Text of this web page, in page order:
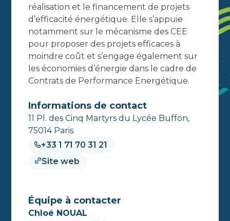
réalisation et le financement de projets
d’efficacité énergétique. Elle s’appuie
notamment sur le mécanisme des CEE
pour proposer des projets efficaces à
moindre coût et s’engage également sur
les économies d’énergie dans le cadre de
Contrats de Performance Energétique.
Informations de contact
11 Pl. des Cinq Martyrs du Lycée Buffon,
75014 Paris
+33 1 71 70 31 21
Site web
Équipe à contacter
Chloé NOUAL